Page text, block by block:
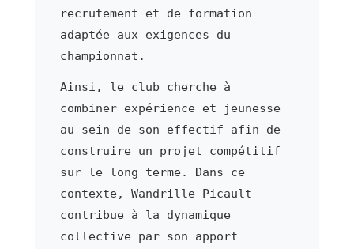
recrutement et de formation
adaptée aux exigences du
championnat.
Ainsi, le club cherche à
combiner expérience et jeunesse
au sein de son effectif afin de
construire un projet compétitif
sur le long terme. Dans ce
contexte, Wandrille Picault
contribue à la dynamique
collective par son apport